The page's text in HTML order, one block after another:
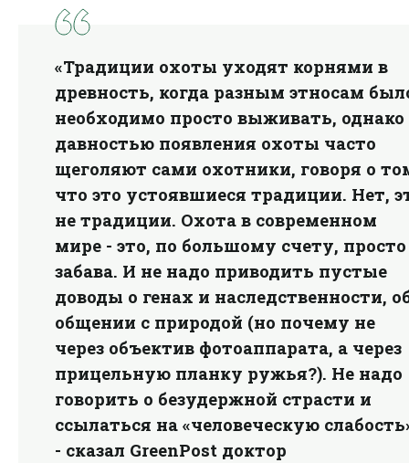
«Традиции охоты уходят корнями в
древность, когда разным этносам
необходимо просто выживать, однако
давностью появления охоты часто
щеголяют сами охотники, говоря о
что это устоявшиеся традиции. Нет,
не традиции. Охота в современном
мире - это, по большому счету, просто
забава. И не надо приводить пустые
доводы о генах и наследственности,
общении с природой (но почему не
через объектив фотоаппарата, а через
прицельную планку ружья?). Не надо
говорить о безудержной страсти и
ссылаться на «человеческую
- сказал GreenPost доктор